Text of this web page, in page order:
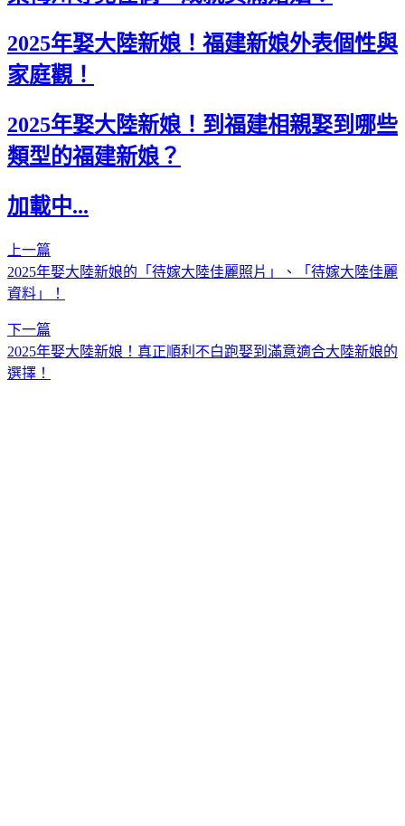
2025年娶大陸新娘！福建新娘外表個性與
家庭觀！
2025年娶大陸新娘！到福建相親娶到哪些
類型的福建新娘？
加載中...
上一篇
2025年娶大陸新娘的「待嫁大陸佳麗照片」、「待嫁大陸佳麗
資料」！
下一篇
2025年娶大陸新娘！真正順利不白跑娶到滿意適合大陸新娘的
選擇！